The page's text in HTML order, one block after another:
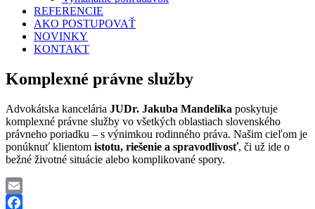
REFERENCIE
AKO POSTUPOVAŤ
NOVINKY
KONTAKT
Komplexné právne služby
Advokátska kancelária JUDr. Jakuba Mandelíka poskytuje
komplexné právne služby vo všetkých oblastiach slovenského
právneho poriadku – s výnimkou rodinného práva. Našim cieľom je
ponúknuť klientom istotu, riešenie a spravodlivosť, či už ide o
bežné životné situácie alebo komplikované spory.
Email